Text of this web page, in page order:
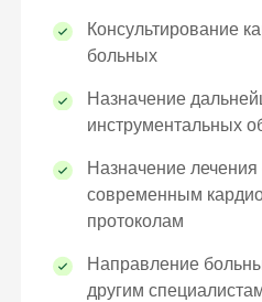
Консультирование
больных
Назначение
инструментальных
Назначение лечения
современным
протоколам
Направление
другим